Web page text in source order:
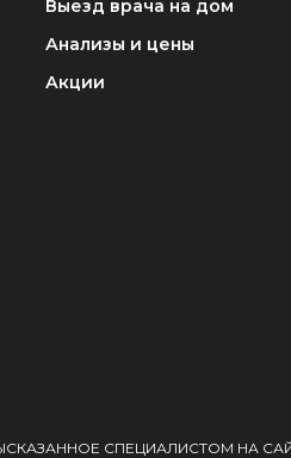
Выезд врача на дом
Анализы и цены
Акции
СПЕЦИАЛИСТОМ НА